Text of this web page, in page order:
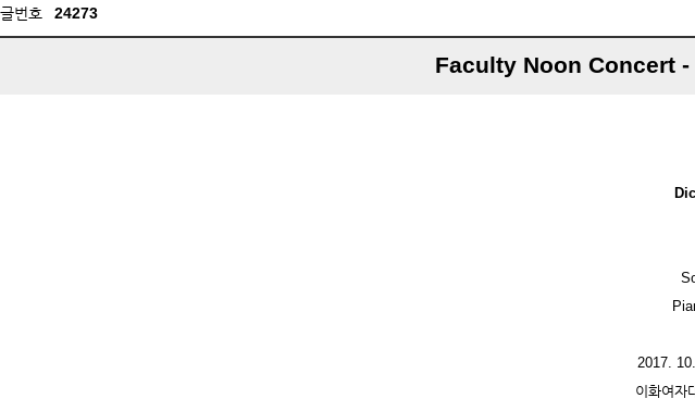
글번호 24273
Faculty Noon Concert
2017.
이화여자